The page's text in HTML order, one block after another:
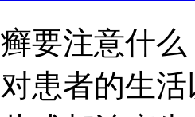
要注意什
患者的生